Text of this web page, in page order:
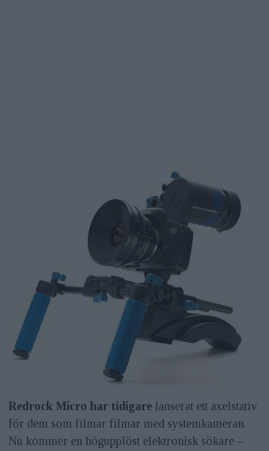
Redrock Micro har tidigarelanserat ett axelstativ
för dem som filmar filmar med systemkameran.
Nu kommer en högupplöst elektronisk sökare –